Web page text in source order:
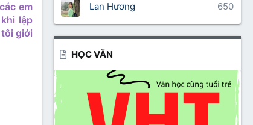
em
lập
giới
650
Lan Hương
HỌC VĂN